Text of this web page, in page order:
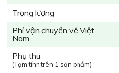
Trọng lượng
Phí vận chuyển về Việt
Nam
Phụ thu
(Tạm tính trên 1 sản phẩm)